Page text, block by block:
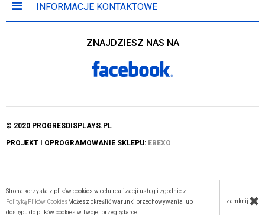
INFORMACJE KONTAKTOWE
ZNAJDZIESZ NAS NA
© 2020 PROGRESDISPLAYS.PL
PROJEKT I OPROGRAMOWANIE SKLEPU: EBEXO
Strona korzysta z plików cookies w celu realizacji usług i zgodnie z
Polityką Plików Cookies Możesz określić warunki przechowywania lub
dostępu do plików cookies w Twojej przeglądarce.
zamknij